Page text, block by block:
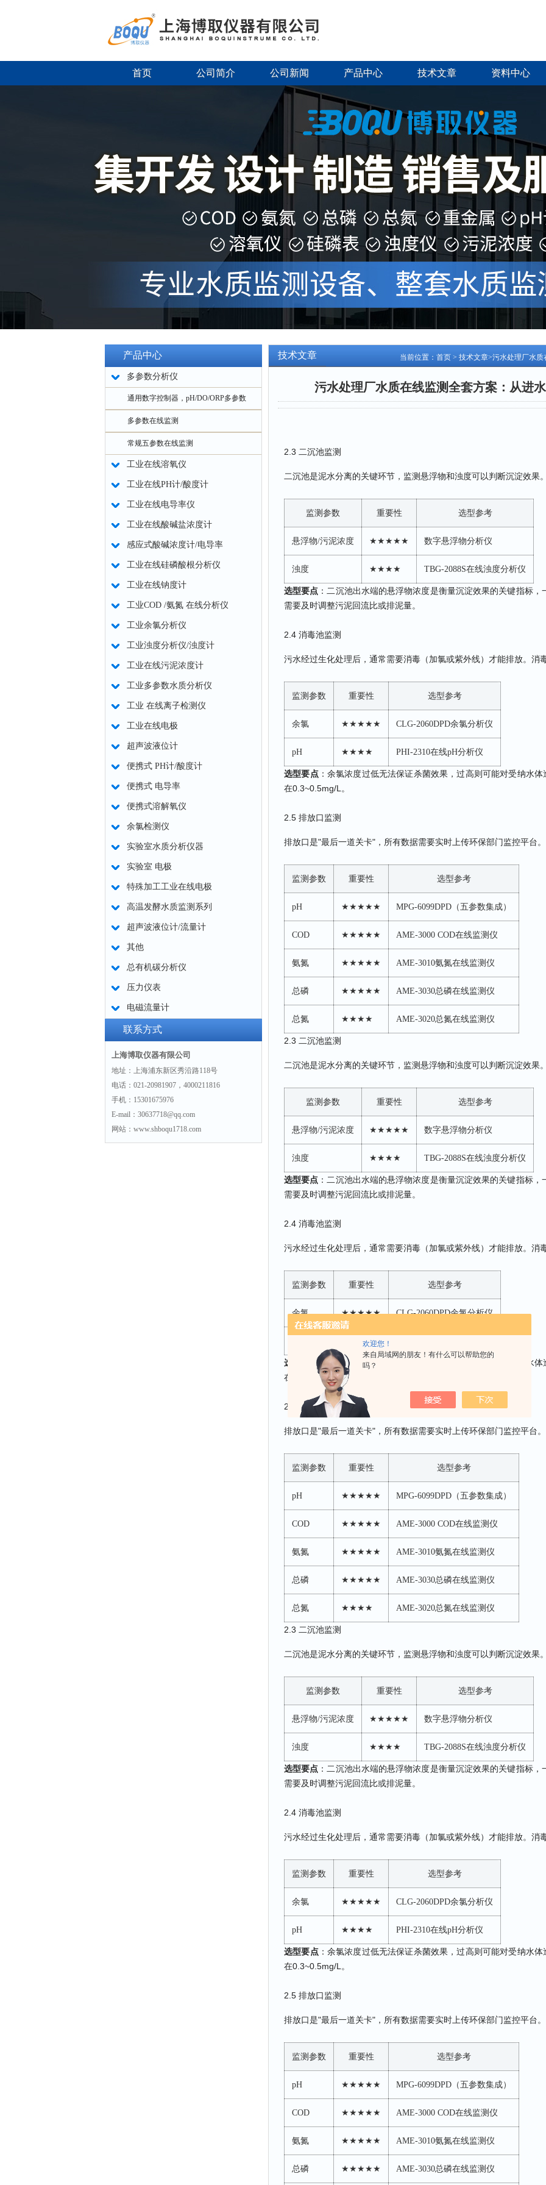
欢迎您！
来自局域网的朋友！有什么可以帮助您的
吗？
首页 公司简介 公司新闻 产品中心 技术文章 资料中心
产品中心
多参数分析仪
通用数字控制器，pH/DO/ORP多参数
多参数在线监测
常规五参数在线监测
工业在线溶氧仪
工业在线PH计/酸度计
工业在线电导率仪
工业在线酸碱盐浓度计
感应式酸碱浓度计/电导率
工业在线硅磷酸根分析仪
工业在线钠度计
工业COD /氨氮 在线分析仪
工业余氯分析仪
工业浊度分析仪/浊度计
工业在线污泥浓度计
工业多参数水质分析仪
工业 在线离子检测仪
工业在线电极
超声波液位计
便携式 PH计/酸度计
便携式 电导率
便携式溶解氧仪
余氯检测仪
实验室水质分析仪器
实验室 电极
特殊加工工业在线电极
高温发酵水质监测系列
超声波液位计/流量计
其他
总有机碳分析仪
压力仪表
电磁流量计
联系方式
上海博取仪器有限公司
地址：上海浦东新区秀沿路118号
电话：021-20981907，4000211816
手机：15301675976
E-mail：30637718@qq.com
网站：www.shboqu1718.com
当前位置： 首页 > 技术文章>污水处理厂水
技术文章
污水处理厂水质在线监测全套方案：从进
2.3 二沉池监测
二沉池是泥水分离的关键环节，监测悬浮物和浊度可以判断沉淀效果
监测参数 重要性 选型参考
悬浮物/污泥浓度 ★★★★★ 数字悬浮物分析仪
浊度 ★★★★ TBG-2088S在线浊度分析仪
选型要点 ：二沉池出水端的悬浮物浓度是衡量沉淀效果的关键指标
需要及时调整污泥回流比或排泥量。
2.4 消毒池监测
污水经过生化处理后，通常需要消毒（加氯或紫外线）才能排放。消
监测参数 重要性 选型参考
余氯 ★★★★★ CLG-2060DPD余氯分析仪
pH ★★★★ PHI-2310在线pH分析仪
选型要点：余氯浓度过低无法保证杀菌效果，过高则可能对受纳水
在0.3~0.5mg/L。
2.5 排放口监测
排放口是"最后一道关卡"，所有数据需要实时上传环保部门监控平台。
监测参数 重要性 选型参考
pH ★★★★★ MPG-6099DPD（五参数集成）
COD ★★★★★ AME-3000 COD在线监测仪
氨氮 ★★★★★ AME-3010氨氮在线监测仪
总磷 ★★★★★ AME-3030总磷在线监测仪
总氮 ★★★★ AME-3020总氮在线监测仪
2.3 二沉池监测
二沉池是泥水分离的关键环节，监测悬浮物和浊度可以判断沉淀效果
监测参数 重要性 选型参考
悬浮物/污泥浓度 ★★★★★ 数字悬浮物分析仪
浊度 ★★★★ TBG-2088S在线浊度分析仪
选型要点 ：二沉池出水端的悬浮物浓度是衡量沉淀效果的关键指标
需要及时调整污泥回流比或排泥量。
2.4 消毒池监测
污水经过生化处理后，通常需要消毒（加氯或紫外线）才能排放。消
监测参数 重要性 选型参考
余氯 ★★★★★ CLG-2060DPD余氯分析仪
★★★★
选型要点 ：余氯浓度过低无法保证杀菌效果，过高则可能对受纳水
在0.3~0.5mg/L。
2.5 排放口监测
排放口是"最后一道关卡"，所有数据需要实时上传环保部门监控平台。
监测参数 重要性 选型参考
pH ★★★★★ MPG-6099DPD（五参数集成）
COD ★★★★★ AME-3000 COD在线监测仪
氨氮 ★★★★★ AME-3010氨氮在线监测仪
总磷 ★★★★★ AME-3030总磷在线监测仪
总氮 ★★★★ AME-3020总氮在线监测仪
2.3 二沉池监测
二沉池是泥水分离的关键环节，监测悬浮物和浊度可以判断沉淀效果
监测参数 重要性 选型参考
悬浮物/污泥浓度 ★★★★★ 数字悬浮物分析仪
浊度 ★★★★ TBG-2088S在线浊度分析仪
选型要点 ：二沉池出水端的悬浮物浓度是衡量沉淀效果的关键指标
需要及时调整污泥回流比或排泥量。
2.4 消毒池监测
污水经过生化处理后，通常需要消毒（加氯或紫外线）才能排放。消
监测参数 重要性 选型参考
余氯 ★★★★★ CLG-2060DPD余氯分析仪
pH ★★★★ PHI-2310在线pH分析仪
选型要点：余氯浓度过低无法保证杀菌效果，过高则可能对受纳水
在0.3~0.5mg/L。
2.5 排放口监测
排放口是"最后一道关卡"，所有数据需要实时上传环保部门监控平台。
监测参数 重要性 选型参考
pH ★★★★★ MPG-6099DPD（五参数集成）
COD ★★★★★ AME-3000 COD在线监测仪
氨氮 ★★★★★ AME-3010氨氮在线监测仪
总磷 ★★★★★ AME-3030总磷在线监测仪